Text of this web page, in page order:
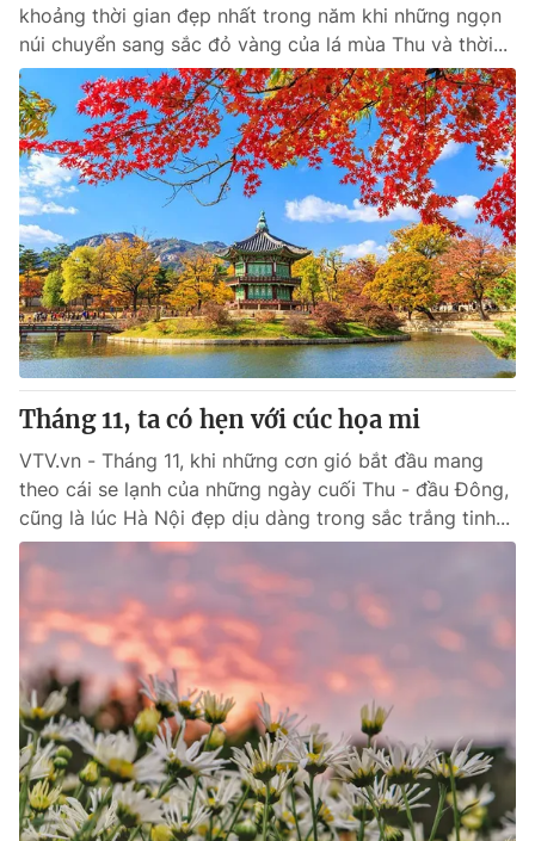
khoảng thời gian đẹp nhất trong năm khi những ngọn
núi chuyển sang sắc đỏ vàng của lá mùa Thu và thời...
Tháng 11, ta có hẹn với cúc họa mi
VTV.vn - Tháng 11, khi những cơn gió bắt đầu mang
theo cái se lạnh của những ngày cuối Thu - đầu Đông,
cũng là lúc Hà Nội đẹp dịu dàng trong sắc trắng tinh...